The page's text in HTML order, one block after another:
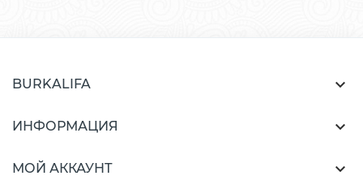
BURKALIFA 
ИНФОРМАЦИЯ 
МОЙ АККАУНТ 